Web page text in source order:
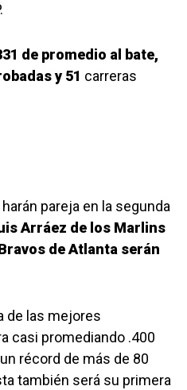
de promedio al bate,
y 51 carreras
pareja en la segunda
Arráez de los Marlins
de Atlanta serán
de las mejores
casi promediando .400
récord de más de 80
también será su primera